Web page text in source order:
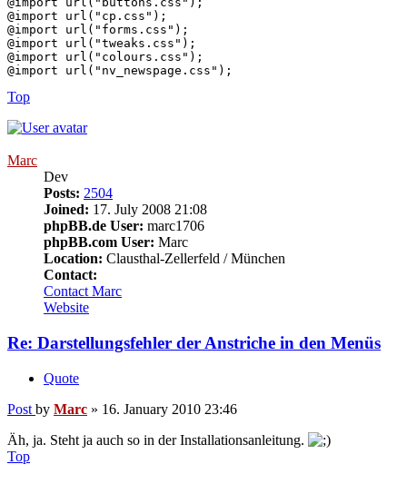
@import url("cp.css");
@import url("forms.css");
@import url("tweaks.css");
@import url("colours.css");
Top
Marc
Dev
Posts: 2504
Joined: 17. July 2008 21:08
phpBB.de User: marc1706
phpBB.com User: Marc
Location: Clausthal-Zellerfeld / München
Contact:
Contact Marc
Website
Re: Darstellungsfehler der Anstriche in den Menüs
Quote
Post by Marc » 16. January 2010 23:46
Äh, ja. Steht ja auch so in der Installationsanleitung.
Top